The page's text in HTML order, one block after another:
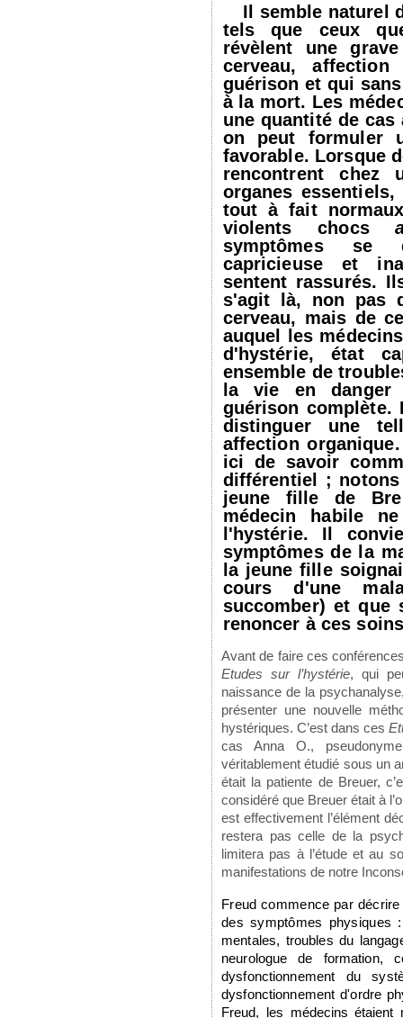
Il semble naturel
tels que ceux
révèlent une
cerveau,
guérison et qui
à la mort. Les
une quantité de cas
on peut formuler
favorable. Lorsque
rencontrent chez
organes
tout à fait
violents chocs
symptômes se
capricieuse et
sentent rassurés.
s'agit là, non pas
cerveau, mais de
auquel les
d'hystérie, état
ensemble de
la vie en
guérison
distinguer une
affection
ici de savoir
différentiel ;
jeune fille de
médecin habile
l'hystérie. Il
symptômes de la
la jeune fille
cours d'une
succomber) et que
renoncer à ces
Avant de faire ces
Etudes sur l’hystérie, qui
naissance de la
présenter une nouvelle
hystériques. C’est dans ces
cas Anna O.,
véritablement étudié sous un
était la patiente de Breuer,
considéré que Breuer était à
est effectivement l’élément
restera pas celle de la
limitera pas à l’étude et au
manifestations de notre
Freud commence par
des symptômes physiques
mentales, troubles du
neurologue de formation,
dysfonctionnement du
dysfonctionnement d'ordre
Freud, les médecins étaient